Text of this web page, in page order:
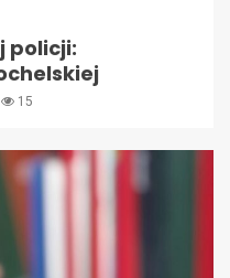
policji:
15